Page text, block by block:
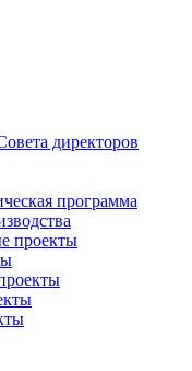
директоров
программа
проекты